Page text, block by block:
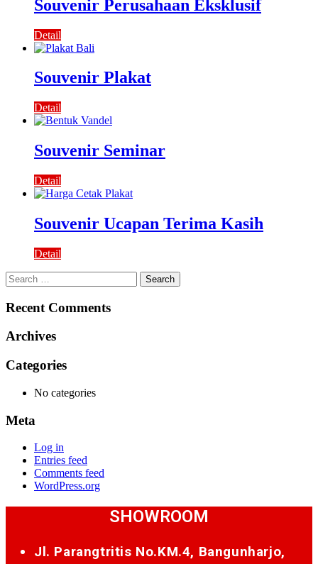
Souvenir Perusahaan Eksklusif
Detail
Souvenir Plakat
Detail
Souvenir Seminar
Detail
Souvenir Ucapan Terima Kasih
Detail
Search
for:
Recent Comments
Archives
Categories
No categories
Meta
Log in
Entries feed
Comments feed
WordPress.org
SHOWROOM
Jl. Parangtritis No.KM.4, Bangunharjo,